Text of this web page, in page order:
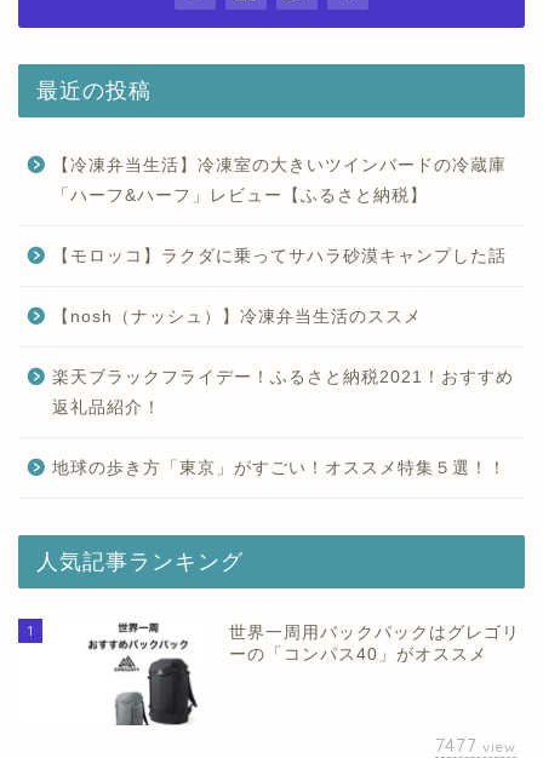
最近の投稿
【冷凍弁当生活】冷凍室の大きいツインバードの冷蔵庫
「ハーフ&ハーフ」レビュー【ふるさと納税】
【モロッコ】ラクダに乗ってサハラ砂漠キャンプした話
【nosh（ナッシュ）】冷凍弁当生活のススメ
楽天ブラックフライデー！ふるさと納税2021！おすすめ
返礼品紹介！
地球の歩き方「東京」がすごい！オススメ特集５選！！
人気記事ランキング
1
世界一周用バックパックはグレゴリ
ーの「コンパス40」がオススメ
7477 view